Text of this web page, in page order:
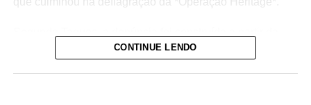
análise de documentos que, na avaliação dele, apontam
CONTINUE LENDO